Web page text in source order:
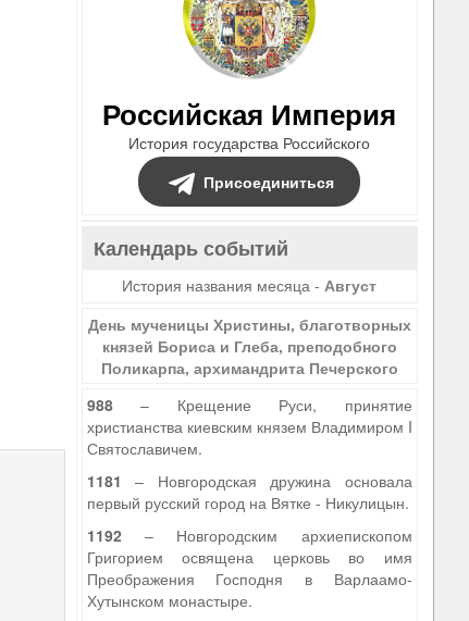
Российская Империя
История государства Российского
Присоединиться
Календарь событий
История названия месяца -Август
День мученицы Христины, благотворных
князей Бориса и Глеба, преподобного
Поликарпа, архимандрита Печерского
988– Крещение Руси, принятие
христианства киевским князем Владимиром I
Святославичем.
1181 – Новгородская дружина основала
первый русский город на Вятке - Никулицын.
1192– Новгородским архиепископом
Григорием освящена церковь во имя
Преображения Господня в Варлаамо-
Хутынском монастыре.